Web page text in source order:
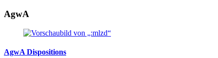
AgwA
AgwA Dispositions